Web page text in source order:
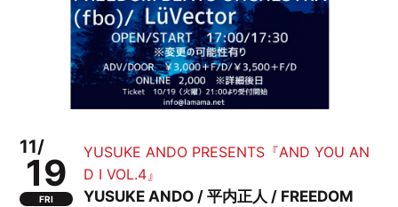
11/
19
FRI
YUSUKE ANDO PRESENTS『AND YOU AN
D I VOL.4』
YUSUKE ANDO / 平内正人 / FREEDOM